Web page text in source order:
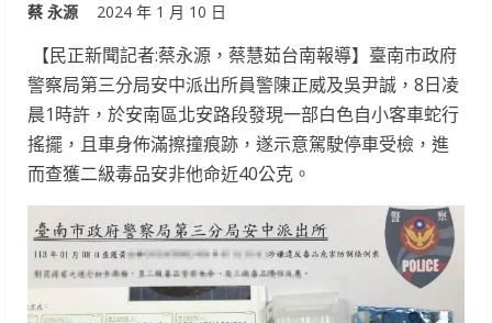
蔡 永源 2024 年 1 月 10 日
【民正新聞記者:蔡永源，蔡慧茹台南報導】臺南市政府
警察局第三分局安中派出所員警陳正威及吳尹誠，8日凌
晨1時許，於安南區北安路段發現一部白色自小客車蛇行
搖擺，且車身佈滿擦撞痕跡，遂示意駕駛停車受檢，進
而查獲二級毒品安非他命近40公克。